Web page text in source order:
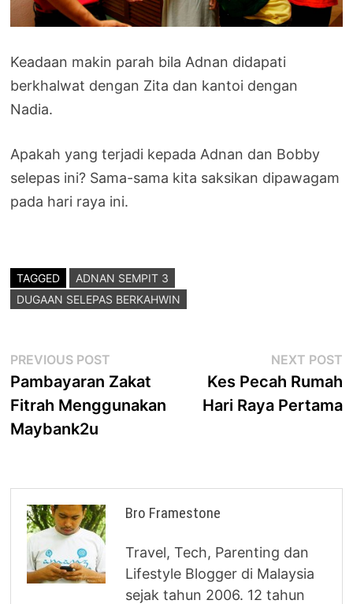
Keadaan makin parah bila Adnan didapati
berkhalwat dengan Zita dan kantoi dengan
Nadia.
Apakah yang terjadi kepada Adnan dan Bobby
selepas ini? Sama-sama kita saksikan dipawagam
pada hari raya ini.
TAGGED
ADNAN SEMPIT 3
DUGAAN SELEPAS BERKAHWIN
Post
navigation
PREVIOUS POST
post:
Pambayaran Zakat
Fitrah Menggunakan
Maybank2u
NEXT POST
Kes Pecah Rumah
Hari Raya Pertama
Bro Framestone
Travel, Tech, Parenting dan
Lifestyle Blogger di Malaysia
sejak tahun 2006. 12 tahun